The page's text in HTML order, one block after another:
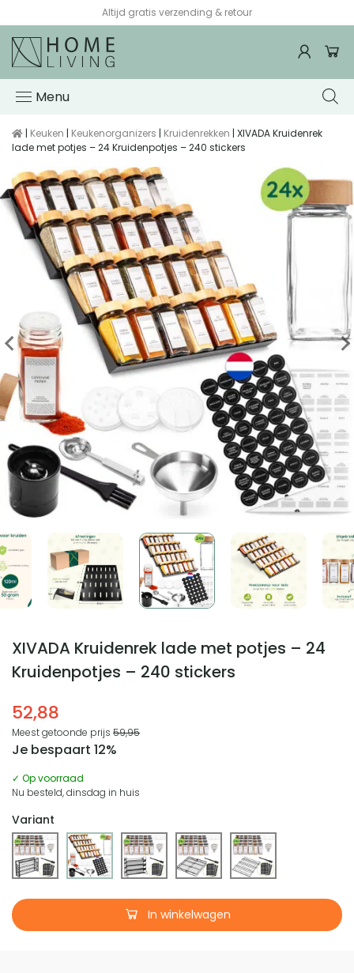
Altijd gratis verzending & retour
Menu
| Keuken | Keukenorganizers | Kruidenrekken | XIVADA Kruidenrek
lade met potjes – 24 Kruidenpotjes – 240 stickers
XIVADA Kruidenrek lade met potjes – 24
Kruidenpotjes – 240 stickers
52,88
Meest getoonde prijs 59,95
Je bespaart 12%
✓ Op voorraad
Nu besteld, dinsdag in huis
Variant
In winkelwagen